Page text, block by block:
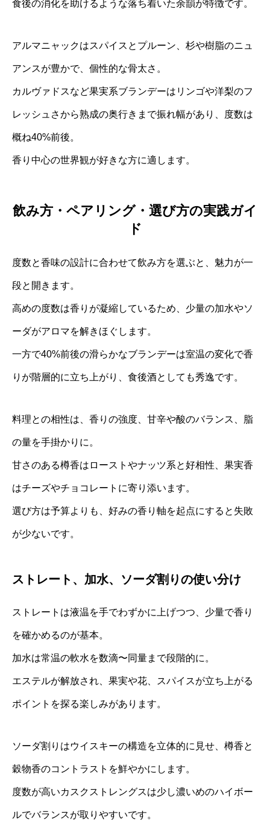
食後の消化を助けるような落ち着いた余韻が特徴です。
アルマニャックはスパイスとプルーン、杉や樹脂のニュ
アンスが豊かで、個性的な骨太さ。
カルヴァドスなど果実系ブランデーはリンゴや洋梨のフ
レッシュさから熟成の奥行きまで振れ幅があり、度数は
概ね40%前後。
香り中心の世界観が好きな方に適します。
飲み方・ペアリング・選び方の実践ガイ
ド
度数と香味の設計に合わせて飲み方を選ぶと、魅力が一
段と開きます。
高めの度数は香りが凝縮しているため、少量の加水やソ
ーダがアロマを解きほぐします。
一方で40%前後の滑らかなブランデーは室温の変化で香
りが階層的に立ち上がり、食後酒としても秀逸です。
料理との相性は、香りの強度、甘辛や酸のバランス、脂
の量を手掛かりに。
甘さのある樽香はローストやナッツ系と好相性、果実香
はチーズやチョコレートに寄り添います。
選び方は予算よりも、好みの香り軸を起点にすると失敗
が少ないです。
ストレート、加水、ソーダ割りの使い分け
ストレートは液温を手でわずかに上げつつ、少量で香り
を確かめるのが基本。
加水は常温の軟水を数滴〜同量まで段階的に。
エステルが解放され、果実や花、スパイスが立ち上がる
ポイントを探る楽しみがあります。
ソーダ割りはウイスキーの構造を立体的に見せ、樽香と
穀物香のコントラストを鮮やかにします。
度数が高いカスクストレングスは少し濃いめのハイボー
ルでバランスが取りやすいです。